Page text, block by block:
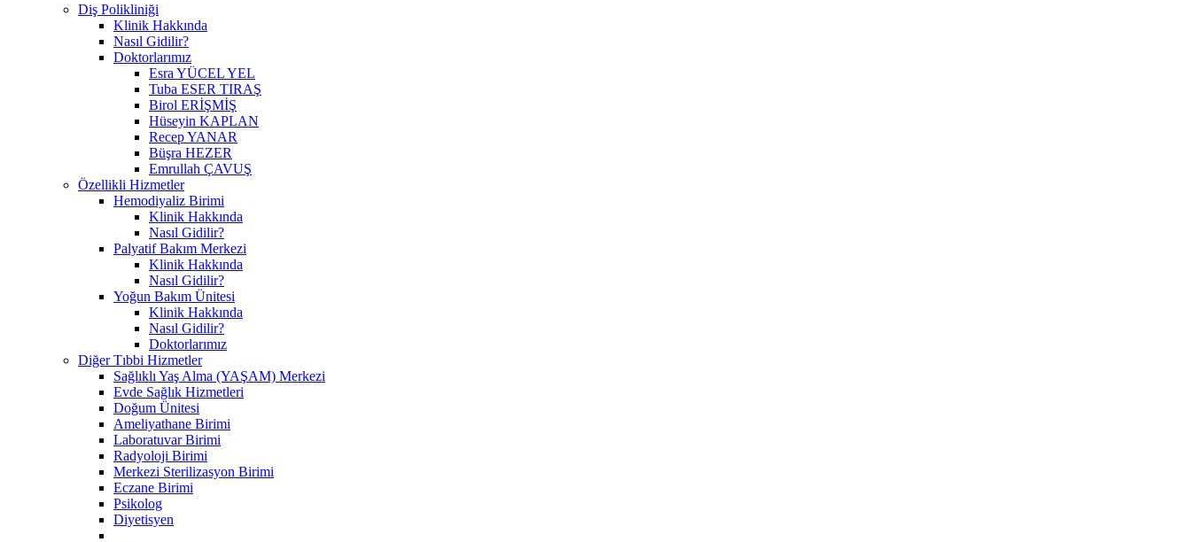
Diş Polikliniği
Klinik Hakkında
Nasıl Gidilir?
Doktorlarımız
Esra YÜCEL YEL
Tuba ESER TIRAŞ
Birol ERİŞMİŞ
Hüseyin KAPLAN
Recep YANAR
Büşra HEZER
Emrullah ÇAVUŞ
Özellikli Hizmetler
Hemodiyaliz Birimi
Klinik Hakkında
Nasıl Gidilir?
Palyatif Bakım Merkezi
Klinik Hakkında
Nasıl Gidilir?
Yoğun Bakım Ünitesi
Klinik Hakkında
Nasıl Gidilir?
Doktorlarımız
Diğer Tıbbi Hizmetler
Sağlıklı Yaş Alma (YAŞAM) Merkezi
Evde Sağlık Hizmetleri
Doğum Ünitesi
Ameliyathane Birimi
Laboratuvar Birimi
Radyoloji Birimi
Merkezi Sterilizasyon Birimi
Eczane Birimi
Psikolog
Diyetisyen